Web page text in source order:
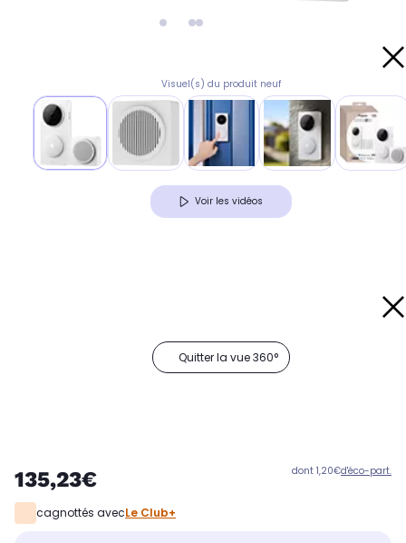
Visuel(s) du produit neuf
Voir les vidéos
Quitter la vue 360°
135,23€ dont 1,20€d'éco-part.
cagnottés avecLe Club+